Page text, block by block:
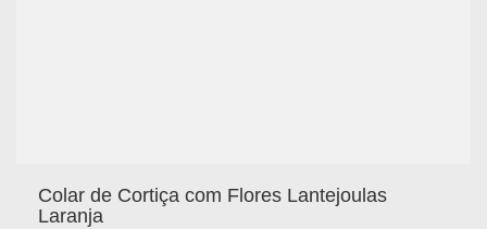
Colar de Cortiça com Flores Lantejoulas
Laranja